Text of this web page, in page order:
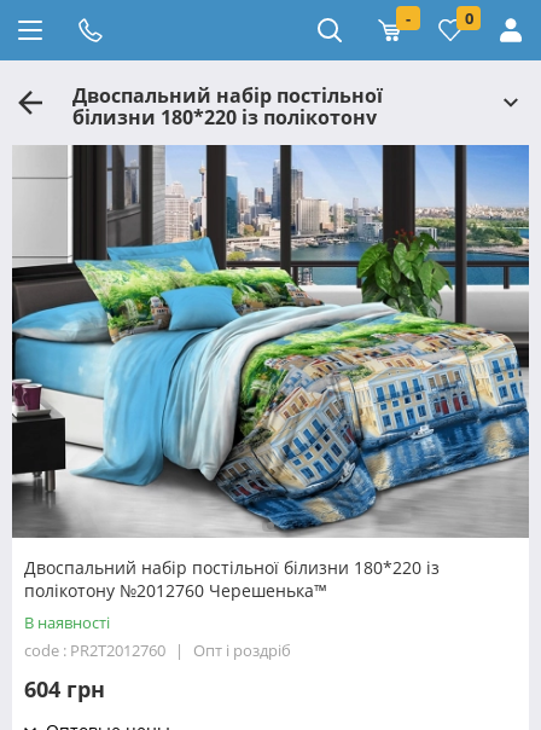
- 0
Двоспальний набір постільної
білизни 180*220 із полікотону
№2012760 Черешенька™
Двоспальний набір постільної білизни 180*220 із
полікотону №2012760 Черешенька™
В наявності
code : PR2T2012760
Опт і роздріб
604 грн